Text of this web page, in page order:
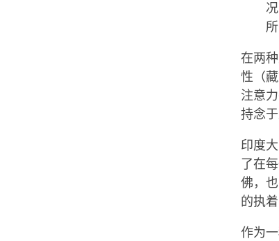
在两
性（
注意
持念于
印度
了在
佛，
的执
作为